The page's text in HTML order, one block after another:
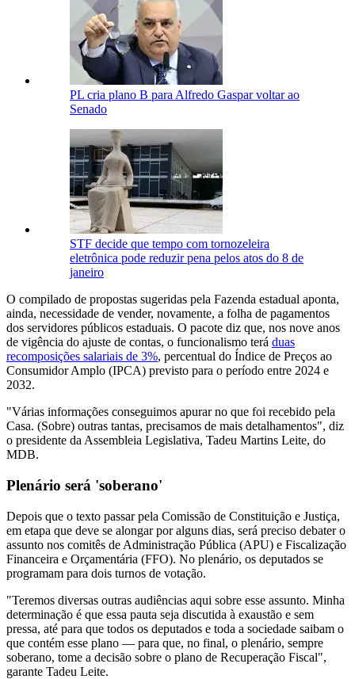
PL cria plano B para Alfredo Gaspar voltar ao
Senado
STF decide que tempo com tornozeleira
eletrônica pode reduzir pena pelos atos do 8 de
janeiro
O compilado de propostas sugeridas pela Fazenda estadual aponta,
ainda, necessidade de vender, novamente, a folha de pagamentos
dos servidores públicos estaduais. O pacote diz que, nos nove anos
de vigência do ajuste de contas, o funcionalismo terá duas
recomposições salariais de 3%, percentual do Índice de Preços ao
Consumidor Amplo (IPCA) previsto para o período entre 2024 e
2032.
"Várias informações conseguimos apurar no que foi recebido pela
Casa. (Sobre) outras tantas, precisamos de mais detalhamentos", diz
o presidente da Assembleia Legislativa, Tadeu Martins Leite, do
MDB.
Plenário será 'soberano'
Depois que o texto passar pela Comissão de Constituição e Justiça,
em etapa que deve se alongar por alguns dias, será preciso debater o
assunto nos comitês de Administração Pública (APU) e Fiscalização
Financeira e Orçamentária (FFO). No plenário, os deputados se
programam para dois turnos de votação.
"Teremos diversas outras audiências aqui sobre esse assunto. Minha
determinação é que essa pauta seja discutida à exaustão e sem
pressa, até para que todos os deputados e toda a sociedade saibam o
que contém esse plano — para que, no final, o plenário, sempre
soberano, tome a decisão sobre o plano de Recuperação Fiscal",
garante Tadeu Leite.